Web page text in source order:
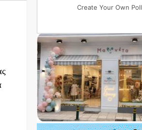
Create Your Own Poll